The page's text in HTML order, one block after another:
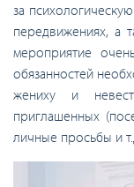
за
передвижениях, а
мероприятие
обязанностей
жениху и
приглашенных
личные просьбы и